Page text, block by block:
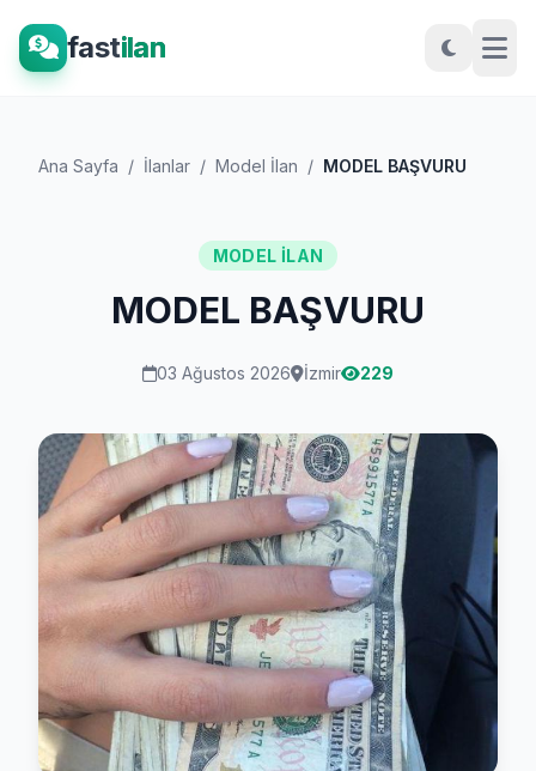
fastilan
Ana Sayfa / İlanlar / Model İlan / MODEL BAŞVURU
MODEL İLAN
MODEL BAŞVURU
03 Ağustos 2026 İzmir 229